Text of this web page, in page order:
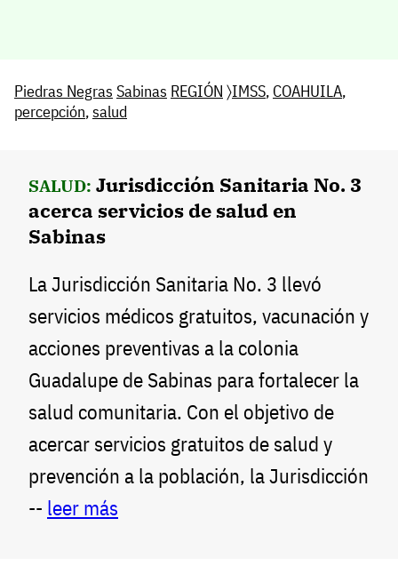
Piedras Negras Sabinas REGIÓN 〉IMSS, COAHUILA,
percepción,salud
SALUD: Jurisdicción Sanitaria No. 3
acerca servicios de salud en
Sabinas
La Jurisdicción Sanitaria No. 3 llevó
servicios médicos gratuitos, vacunación y
acciones preventivas a la colonia
Guadalupe de Sabinas para fortalecer la
salud comunitaria. Con el objetivo de
acercar servicios gratuitos de salud y
prevención a la población, la Jurisdicción
-- leer más